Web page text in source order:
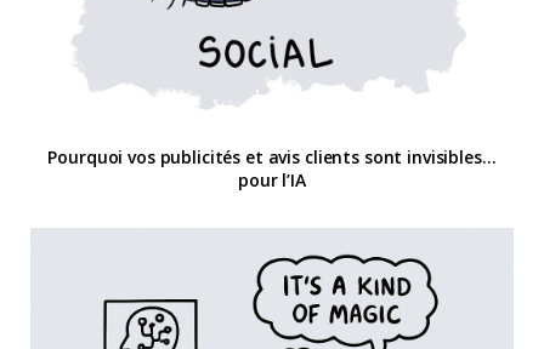
Pourquoi vos publicités et avis clients sont invisibles…
pour l’IA